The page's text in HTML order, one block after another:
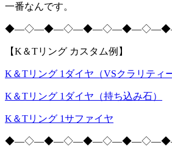
一番なんです。
【K ＆Tリング カスタム例】
K＆Tリング 1 ダイヤ（VSクラリティ
K＆Tリング 1 ダイヤ（持ち込み石）
K＆Tリング 1サファイヤ